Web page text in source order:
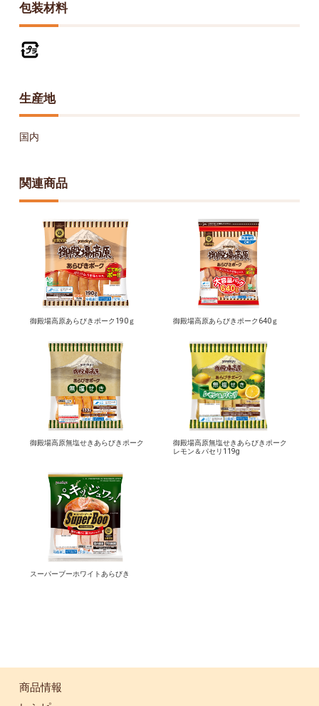
包装材料
生産地
国内
関連商品
御殿場高原あらびきポーク190ｇ 御殿場高原あらびきポーク640ｇ
御殿場高原無塩せきあらびきポーク
御殿場高原無塩せきあらびきポーク
レモン＆パセリ119g
スーパーブーホワイトあらびき
商品情報